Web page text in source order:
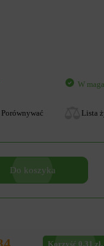
W
Porównywać Lista
Do koszyka
Korzyść 0.31 zł.